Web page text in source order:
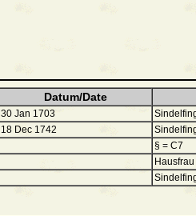
Datum/Date
30 Jan 1703
18 Dec 1742
§ = C7
Hausfrau